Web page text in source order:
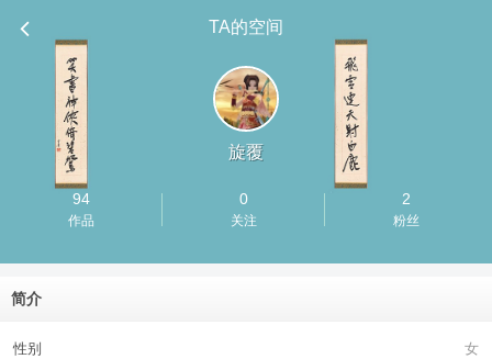
TA的空间
旋覆
94
作品
0
关注
2
粉丝
简介
性别 女